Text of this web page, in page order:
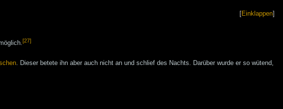
[Einklappen]
[27]
. Dieser betete ihn aber auch nicht an und schlief des Nachts. Darüber wurde er so wütend,